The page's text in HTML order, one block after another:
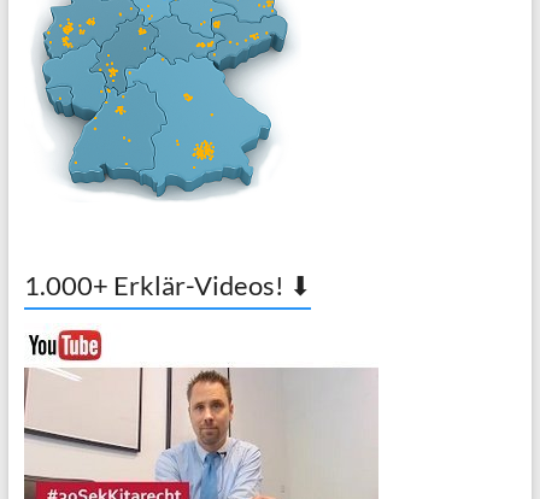
1.000+ Erklär-Videos! ⬇